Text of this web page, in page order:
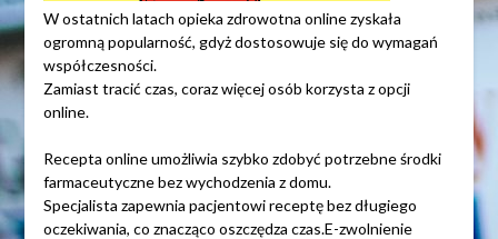
W ostatnich latach opieka zdrowotna online zyskała
ogromną popularność, gdyż dostosowuje się do wymagań
współczesności.
Zamiast tracić czas, coraz więcej osób korzysta z opcji
online.
Recepta online umożliwia szybko zdobyć potrzebne środki
farmaceutyczne bez wychodzenia z domu.
Specjalista zapewnia pacjentowi receptę bez długiego
oczekiwania, co znacząco oszczędza czas.E-zwolnienie